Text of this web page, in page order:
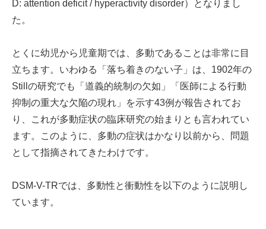
D: attention deficit / hyperactivity disorder）となりまし
た。
とくに幼児から児童期では、多動であることは非常に目
立ちます。いわゆる「落ち着きのない子」は、1902年の
Stillの研究でも「道義的統制の欠如」「医師による行動
抑制の重大な欠陥の現れ」を示す43例が報告されてお
り、これが多動症状の臨床研究の始まりとも言われてい
ます。このように、多動の症状はかなり以前から、問題
として指摘されてきたわけです。
DSM-V-TRでは、多動性と衝動性を以下のように説明し
ています。